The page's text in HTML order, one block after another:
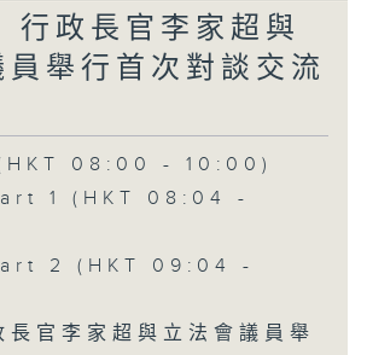
行政長官李家超與
員舉行首次對談交流
08:00 - 10:00)
1 (HKT 08:04 -
2 (HKT 09:04 -
官李家超與立法會議員舉